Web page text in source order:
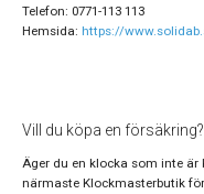
Telefon: 0771-113 113
Hemsida: https://
Vill du köpa en försäkring?
Äger du en klocka som inte
närmaste Klockmasterbutik